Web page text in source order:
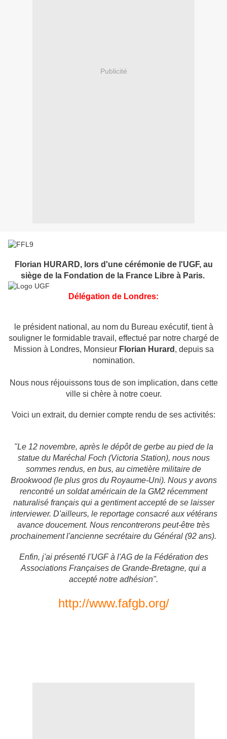
Publicité
Florian HURARD, lors d'une cérémonie de l'UGF, au
siège de la Fondation de la France Libre à Paris.
Délégation de Londres:
le président national, au nom du Bureau exécutif, tient à
souligner le formidable travail, effectué par notre chargé de
Mission à Londres, Monsieur Florian Hurard , depuis sa
nomination.
Nous nous réjouissons tous de son implication, dans cette
ville si chère à notre coeur.
Voici un extrait, du dernier compte rendu de ses activités:
"Le 12 novembre, après le dépôt de gerbe au pied de la
statue du Maréchal Foch (Victoria Station), nous nous
sommes rendus, en bus, au cimetière militaire de
Brookwood (le plus gros du Royaume-Uni). Nous y avons
rencontré un soldat américain de la GM2 récemment
naturalisé français qui a gentiment accepté de se laisser
interviewer. D'ailleurs, le reportage consacré aux vétérans
avance doucement. Nous rencontrerons peut-être très
prochainement l'ancienne secrétaire du Général (92 ans).
Enfin, j'ai présenté l'UGF à l'AG de la Fédération des
Associations Françaises de Grande-Bretagne, qui a
accepté notre adhésion".
http://www.fafgb.org/